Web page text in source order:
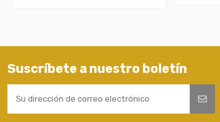
Suscríbete a nuestro boletín